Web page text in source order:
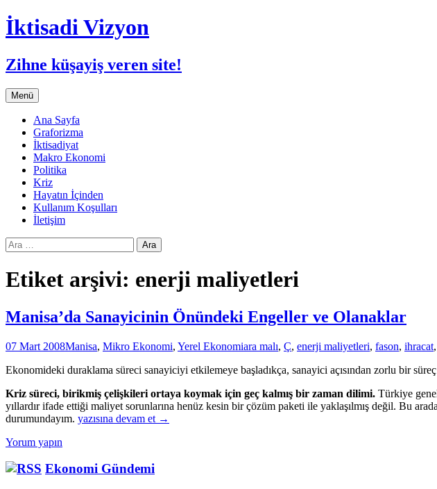
İktisadi Vizyon
Zihne küşayiş veren site!
Menü İçeriğe
atla
Ana Sayfa
Graforizma
İktisadiyat
Makro Ekonomi
Politika
Kriz
Hayatın İçinden
Kullanım Koşulları
İletişim
Arama:
Etiket arşivi: enerji maliyetleri
Manisa’da Sanayicinin Önündeki Engeller ve Olanaklar
07 Mart 2008Manisa, Mikro Ekonomi, Yerel Ekonomiara malı, Ç, enerji maliyetleri, fason, ihracat,
Ekonomideki duraklama süreci sanayiciyi etkilemeye başladıkça, sanayici açısından zorlu bir
Kriz süreci, birikmiş çelişkileri ortaya koymak için geç kalmış bir zaman dilimi. Türkiye
yıllardır ifade ettiği maliyet sorunlarına henüz kesin bir çözüm paketi ile yaklaşılmış değil. Bu
durumundayım. Manisa’da
ve
yazısına devam et →
Yorum yapın
Ekonomi Gündemi